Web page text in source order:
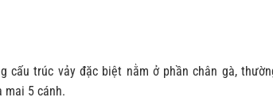
cấu trúc vảy đặc biệt nằm ở phần chân gà,
mai 5 cánh.